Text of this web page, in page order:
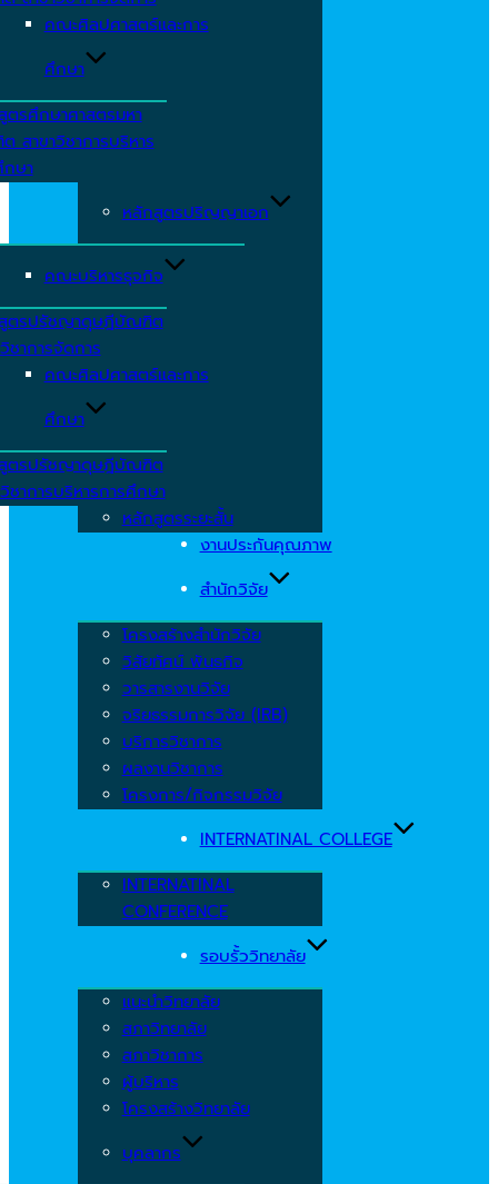
คณะศิลปศาสตร์และการ
ศึกษา
ตรศึกษาศาสตรมหา
สาขาวิชาการบริหาร
ษา
หลักสูตรปริญญาเอก
คณะบริหารธุจกิจ
ตรปรัชญาดุษฎีบัณฑิต
ชาการจัดการ
คณะศิลปศาสตร์และการ
ศึกษา
ตรปรัชญาดุษฎีบัณฑิต
ชาการบริหารการศึกษา
หลักสูตรระยะสั้น
งานประกันคุณภาพ
สำนักวิจัย
โครงสร้างสำนักวิจัย
วิสัยทัศน์ พันธกิจ
วารสารงานวิจัย
จริยธรรมการวิจัย (IRB)
บริการวิชาการ
ผลงานวิชาการ
โครงการ/กิจกรรมวิจัย
INTERNATINAL COLLEGE
INTERNATINAL
CONFERENCE
รอบรั้ววิทยาลัย
แนะนำวิทยาลัย
สภาวิทยาลัย
สภาวิชาการ
ผู้บริหาร
โครงสร้างวิทยาลัย
บุคลากร